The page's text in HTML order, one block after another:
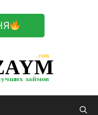
займов
.com